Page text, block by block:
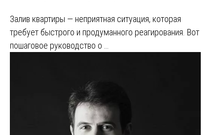
Залив квартиры — неприятная ситуация, которая
требует быстрого и продуманного реагирования. Вот
пошаговое руководство о …